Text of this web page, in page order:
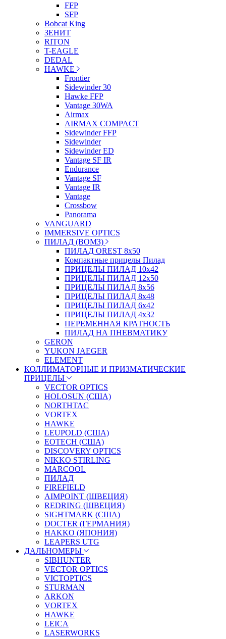
FFP
SFP
Bobcat King
ЗЕНИТ
RITON
T-EAGLE
DEDAL
HAWKE
Frontier
Sidewinder 30
Hawke FFP
Vantage 30WA
Airmax
AIRMAX COMPACT
Sidewinder FFP
Sidewinder
Sidewinder ED
Vantage SF IR
Endurance
Vantage SF
Vantage IR
Vantage
Crossbow
Panorama
VANGUARD
IMMERSIVE OPTICS
ПИЛАД (ВОМЗ)
ПИЛАД OREST 8х50
Компактные прицелы Пилад
ПРИЦЕЛЫ ПИЛАД 10х42
ПРИЦЕЛЫ ПИЛАД 12х50
ПРИЦЕЛЫ ПИЛАД 8х56
ПРИЦЕЛЫ ПИЛАД 8х48
ПРИЦЕЛЫ ПИЛАД 6х42
ПРИЦЕЛЫ ПИЛАД 4х32
ПЕРЕМЕННАЯ КРАТНОСТЬ
ПИЛАД НА ПНЕВМАТИКУ
GERON
YUKON JAEGER
ELEMENT
КОЛЛИМАТОРНЫЕ И ПРИЗМАТИЧЕСКИЕ
ПРИЦЕЛЫ
VECTOR OPTICS
HOLOSUN (США)
NORTHTAC
VORTEX
HAWKE
LEUPOLD (США)
EOTECH (США)
DISCOVERY OPTICS
NIKKO STIRLING
MARCOOL
ПИЛАД
FIREFIELD
AIMPOINT (ШВЕЦИЯ)
REDRING (ШВЕЦИЯ)
SIGHTMARK (США)
DOCTER (ГЕРМАНИЯ)
HAKKO (ЯПОНИЯ)
LEAPERS UTG
ДАЛЬНОМЕРЫ
SIBHUNTER
VECTOR OPTICS
VICTOPTICS
STURMAN
ARKON
VORTEX
HAWKE
LEICA
LASERWORKS